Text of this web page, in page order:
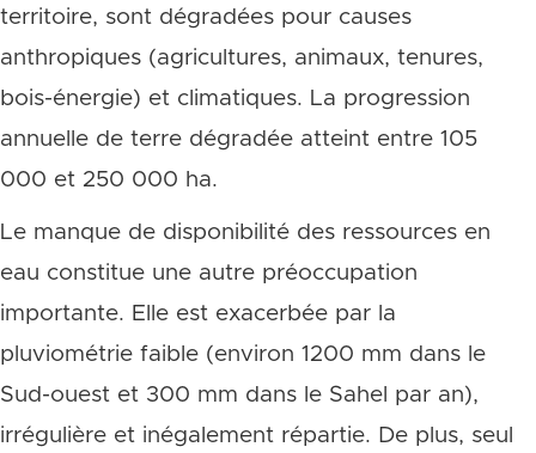
territoire, sont dégradées pour causes
anthropiques (agricultures, animaux, tenures,
bois-énergie) et climatiques. La progression
annuelle de terre dégradée atteint entre 105
000 et 250 000 ha.
Le manque de disponibilité des ressources en
eau constitue une autre préoccupation
importante. Elle est exacerbée par la
pluviométrie faible (environ 1200 mm dans le
Sud-ouest et 300 mm dans le Sahel par an),
irrégulière et inégalement répartie. De plus, seul